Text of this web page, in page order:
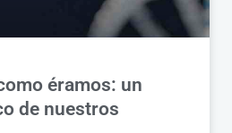
éramos: un
de nuestros